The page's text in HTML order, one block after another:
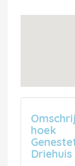
hoek
Driehuis